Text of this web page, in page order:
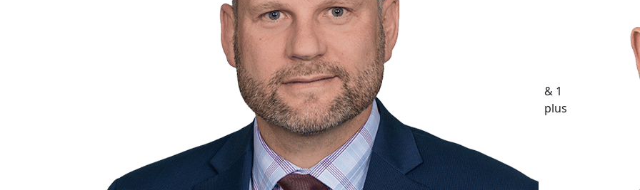
& 1
plus